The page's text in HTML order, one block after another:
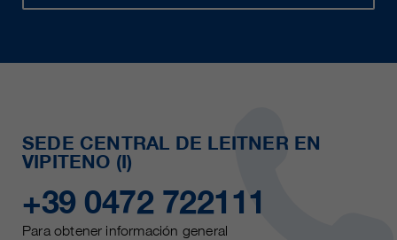
SEDE CENTRAL DE LEITNER EN
VIPITENO (I)
+39 0472 722111
Para obtener información general